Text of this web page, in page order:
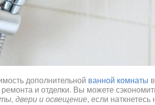
дополнительной ванной комнаты
и отделки. Вы можете
двери и освещение, если наткнетесь